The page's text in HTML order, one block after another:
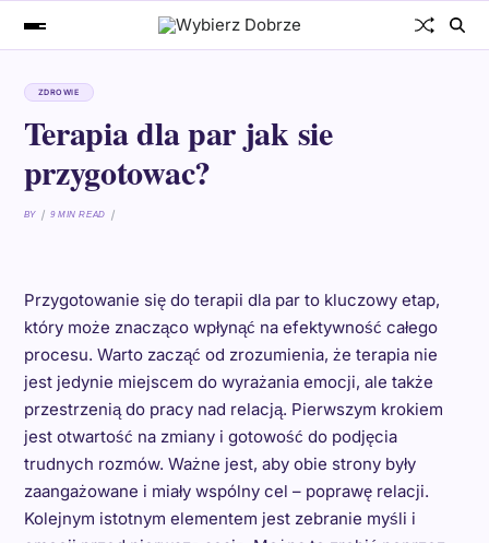
ZDROWIE
Terapia dla par jak sie
przygotowac?
BY 9 MIN READ
Przygotowanie się do terapii dla par to kluczowy etap,
który może znacząco wpłynąć na efektywność całego
procesu. Warto zacząć od zrozumienia, że terapia nie
jest jedynie miejscem do wyrażania emocji, ale także
przestrzenią do pracy nad relacją. Pierwszym krokiem
jest otwartość na zmiany i gotowość do podjęcia
trudnych rozmów. Ważne jest, aby obie strony były
zaangażowane i miały wspólny cel – poprawę relacji.
Kolejnym istotnym elementem jest zebranie myśli i